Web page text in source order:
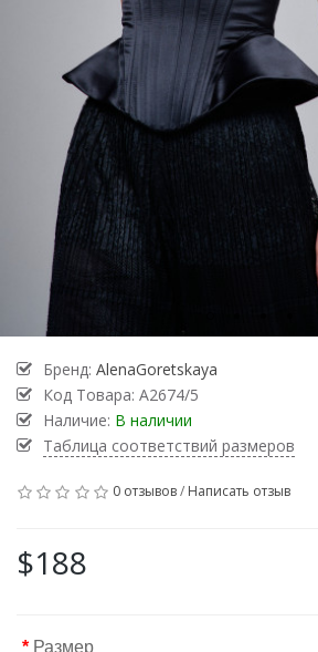
Бренд: AlenaGoretskaya
Код Товара: А2674/5
Наличие: В наличии
Таблица соответствий размеров
0 отзывов/ Написать отзыв
$188
Размер